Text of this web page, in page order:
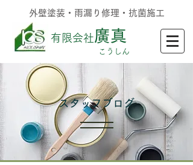
外壁塗装・雨漏り修理・抗菌施工
有限会社廣真
​こうしん
記事
​スタッフブログ